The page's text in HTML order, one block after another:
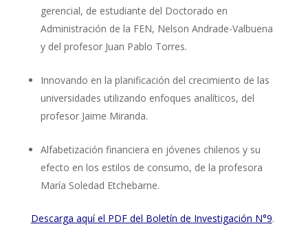
gerencial, de estudiante del Doctorado en
Administración de la FEN, Nelson Andrade-Valbuena
y del profesor Juan Pablo Torres.
Innovando en la planificación del crecimiento de las
universidades utilizando enfoques analíticos, del
profesor Jaime Miranda.
Alfabetización financiera en jóvenes chilenos y su
efecto en los estilos de consumo, de la profesora
María Soledad Etchebarne.
Descarga aquí el PDF del Boletín de Investigación N°9.